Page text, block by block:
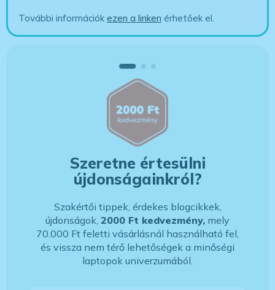
További információkezen a linken érhetőek el.
Szeretne értesülni
újdonságainkról?
Szakértői tippek, érdekes blogcikkek,
újdonságok, 2000 Ft kedvezmény, mely
70.000 Ft feletti vásárlásnál használható fel,
és vissza nem térő lehetőségek a minőségi
laptopok univerzumából.